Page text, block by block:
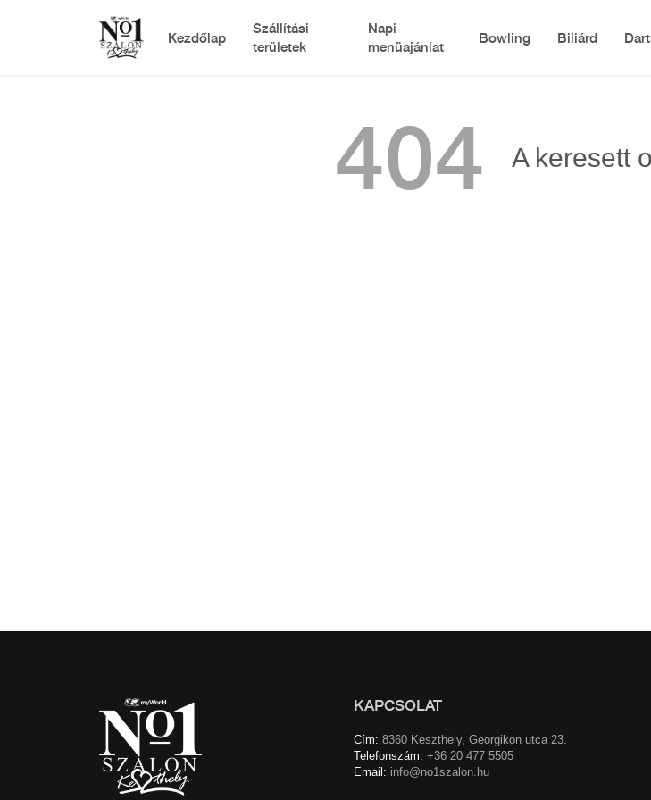
Kezdőlap
Szállítási
területek
Napi
menüajánlat
Bowling Biliárd
404 A keresett
KAPCSOLAT
Cím: 8360 Keszthely, Georgikon utca 23.
Telefonszám: +36 20 477 5505
Email: info@no1szalon.hu